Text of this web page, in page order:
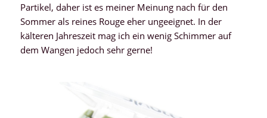
Partikel, daher ist es meiner Meinung nach für den
Sommer als reines Rouge eher ungeeignet. In der
kälteren Jahreszeit mag ich ein wenig Schimmer auf
dem Wangen jedoch sehr gerne!